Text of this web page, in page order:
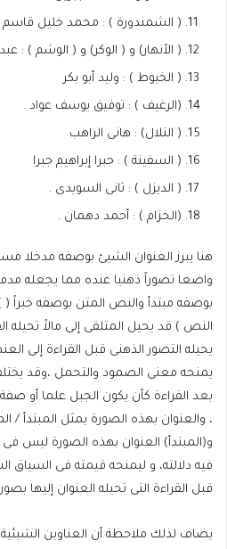
( الشمندورة ) : محمد خليل قاسم
( الأنهار) و ( الوكر) و ( الوشم ) :
( الخيوط ) : وليد أبو بكر
(الرغيف ) : توفيق يوسف عواد .
( التلال) : هانى الراهب
( السفينة ) : جبرا إبراهيم جبرا
( الديزل ) : ثانى السويدى .
(الحزام ) : أحمد دهمان .
هنا يبرز العنوان الشيئ بوصفه مدخلا
واضعا تصوراً ذهنيا عنده مما يجعله
بوصفه مبتدأ والنص المتن بوصفه خبراً (
النص ) قد يحيل المتلقى إلى مالاً تحيله
يحيله التصور الذهنى قبل القراءة إلى
يمنحه معنى الصمود والتحمل ،وقد
بعد القراءة كأن يكون الجبل علما أو
، والعنوان بهذه الصورة يمثل المبتدأ /
و(المبتدأ) العنوان بهذه الصورة ليس
فيه دلالته، و ليمنحه قيمته فى السياق
قبل القراءة التى تحيله العنوان إليها
يضاف لذلك ملاحظة أن العناوين